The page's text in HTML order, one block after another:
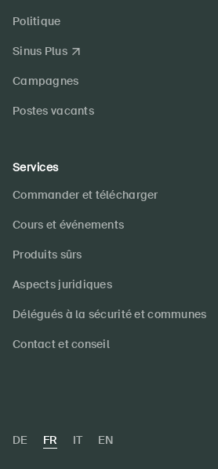
Politique
Sinus Plus
Campagnes
Postes vacants
Services
Commander et télécharger
Cours et événements
Produits sûrs
Aspects juridiques
Délégués à la sécurité et communes
Contact et conseil
DE FR IT EN